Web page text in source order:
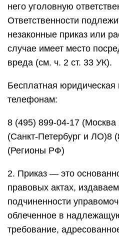
него уголовную
Ответственности
незаконные приказ или
случае имеет место
вреда (см. ч. 2 ст. 33 УК).
Бесплатная юридическая
телефонам:
8 (495) 899-04-17
(Санкт-Петербург и ЛО)8
(Регионы РФ)
2. Приказ — это
правовых актах,
подчиненности
облеченное в
требование,